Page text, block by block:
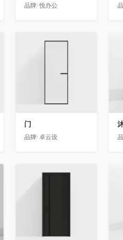
品牌:悦办公
收藏
门
品牌: 卓云设
收藏